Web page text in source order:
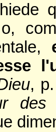
,
des